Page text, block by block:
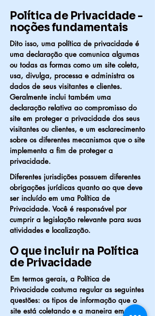
Política de Privacidade -
noções fundamentais
Dito isso, uma política de privacidade é
uma declaração que comunica algumas
ou todas as formas como um site coleta,
usa, divulga, processa e administra os
dados de seus visitantes e clientes.
Geralmente inclui também uma
declaração relativa ao compromisso do
site em proteger a privacidade dos seus
visitantes ou clientes, e um esclarecimento
sobre os diferentes mecanismos que o site
implementa a fim de proteger a
privacidade.
Diferentes jurisdições possuem diferentes
obrigações jurídicas quanto ao que deve
ser incluído em uma Política de
Privacidade. Você é responsável por
cumprir a legislação relevante para suas
atividades e localização.
O que incluir na Política
de Privacidade
Em termos gerais, a Política de
Privacidade costuma regular as seguintes
questões: os tipos de informação que o
site está coletando e a maneira em que